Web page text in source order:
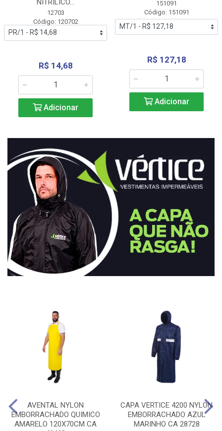
NITRÍLICO...
12703
Código: 120702
R$ 14,68
Adicionar
151091
Código: 151091
R$ 127,18
Adicionar
AVENTAL NYLON
EMBORRACHADO QUIMICO
AMARELO 120X70CM CA
CAPA VERTICE 4200 NYLON
EMBORRACHADO AZUL
MARINHO CA 28728